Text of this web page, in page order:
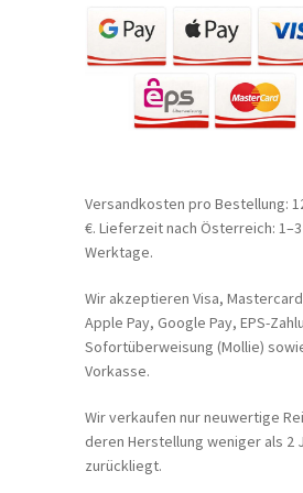
Versandkosten pro Bestellung:
€. Lieferzeit nach Österreich: 1–3
Werktage.
Wir akzeptieren Visa,
Apple Pay, Google Pay, EPS-
Sofortüberweisung (Mollie)
Vorkasse.
Wir verkaufen nur neuwertige
deren Herstellung weniger als 2
zurückliegt.